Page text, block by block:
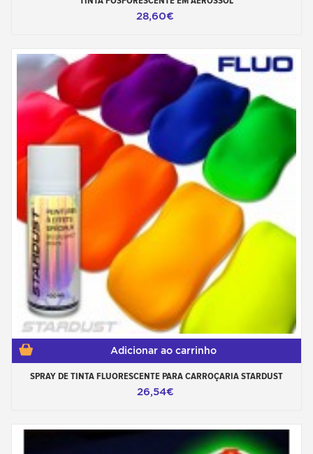
28,60€
Adicionar ao carrinho
SPRAY DE TINTA FLUORESCENTE PARA CARROÇARIA STARDUST
26,54€